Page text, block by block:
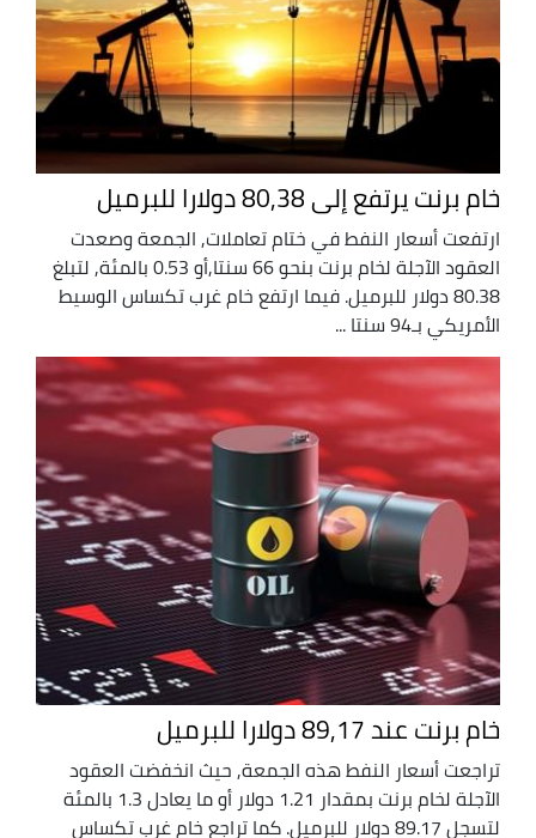
خام برنت يرتفع إلى 80,38 دولارا للبرميل
ارتفعت أسعار النفط في ختام تعاملات, الجمعة وصعدت
العقود ‌الآجلة لخام برنت بنحو 66 سنتا,أو 0.53 بالمئة, لتبلغ
80.38 دولار للبرميل. فيما ارتفع خام غرب تكساس الوسيط
الأمريكي بـ94 سنتا ...
خام برنت عند 89,17 دولارا للبرميل
تراجعت أسعار النفط هذه الجمعة, حيث انخفضت العقود
الآجلة لخام برنت بمقدار 1.21 دولار أو ما يعادل 1.3 بالمئة
لتسجل 89.17 دولار للبرميل. كما تراجع خام غرب تكساس